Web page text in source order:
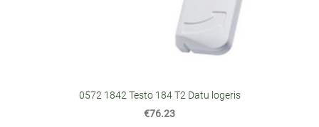
0572 1842 Testo 184 T2 Datu logeris
€76.23